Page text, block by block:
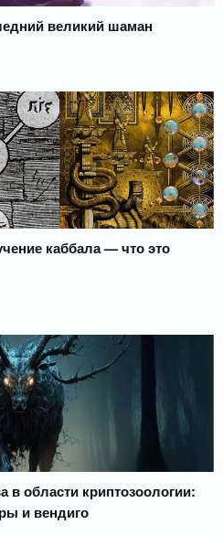
великий шаман
каббала — что это
области криптозоологии:
и вендиго